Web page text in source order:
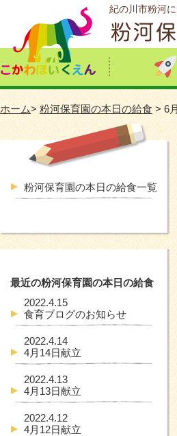
紀の川市粉河
ホーム> 粉河保育園の本日の給食 > 6
粉河保育園の本日の給食一覧
最近の粉河保育園の本日の給食
2022.4.15
食育ブログのお知らせ
2022.4.14
4月14日献立
2022.4.13
4月13日献立
2022.4.12
4月12日献立